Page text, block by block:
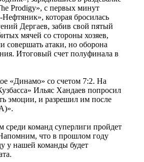
Prodigy», с первых минут
которая бросилась
Дергаев, забив свой пятый
мячей со стороны хозяев,
совершать атаки, но оборона
Итоговый счет полуфинала в
«Динамо» со счетом 7:2. На
Ильяс Хандаев попросил
эмоции, и разрешил им после
команд суперлиги пройдет
что в прошлом году
у нашей команды будет